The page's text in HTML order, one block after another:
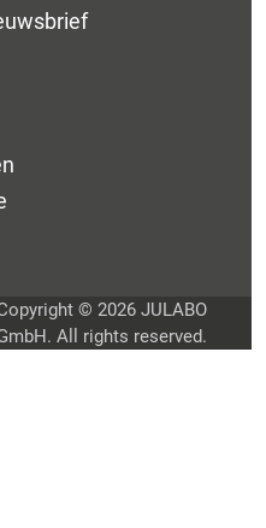
© 2026 JULABO
All rights reserved.